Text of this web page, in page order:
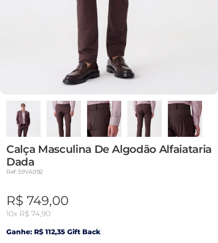
Calça Masculina De Algodão Alfaiataria
Dada
Ref: 59YA092
R$ 749,00
10x R$ 74,90
Ganhe: R$ 112,35 Gift Back